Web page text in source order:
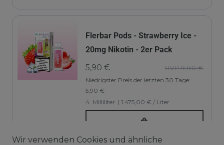
Flerbar Pods - Strawberry Ice -
20mg Nikotin - 2er Pack
UVP 9,90 €
5,90 €
Niedrigster Preis der letzten 30 Tage:
5,90 €
4 Milliliter | 1.475,00 € / Liter
Wir verwenden Cookies und ähnliche